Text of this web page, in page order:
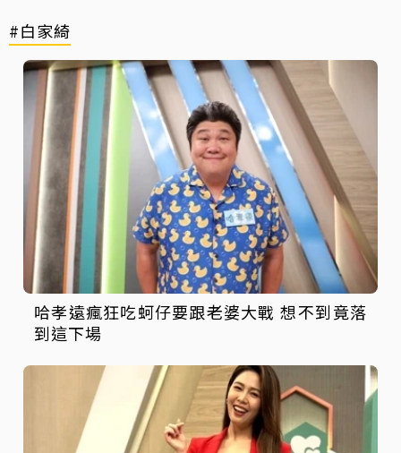
#白家綺
哈孝遠瘋狂吃蚵仔要跟老婆大戰 想不到竟落
到這下場